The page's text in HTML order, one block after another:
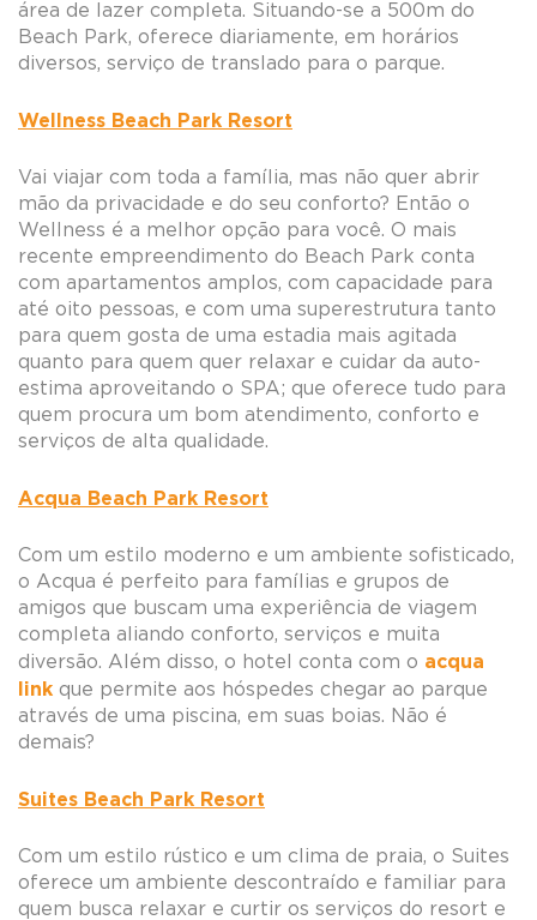
área de lazer completa. Situando-se a 500m do
Beach Park, oferece diariamente, em horários
diversos, serviço de translado para o parque.
Wellness Beach Park Resort
Vai viajar com toda a família, mas não quer abrir
mão da privacidade e do seu conforto? Então o
Wellness é a melhor opção para você. O mais
recente empreendimento do Beach Park conta
com apartamentos amplos, com capacidade para
até oito pessoas, e com uma superestrutura tanto
para quem gosta de uma estadia mais agitada
quanto para quem quer relaxar e cuidar da auto-
estima aproveitando o SPA; que oferece tudo para
quem procura um bom atendimento, conforto e
serviços de alta qualidade.
Acqua Beach Park Resort
Com um estilo moderno e um ambiente sofisticado,
o Acqua é perfeito para famílias e grupos de
amigos que buscam uma experiência de viagem
completa aliando conforto, serviços e muita
diversão. Além disso, o hotel conta com o acqua
link que permite aos hóspedes chegar ao parque
através de uma piscina, em suas boias. Não é
demais?
Suites Beach Park Resort
Com um estilo rústico e um clima de praia, o Suites
oferece um ambiente descontraído e familiar para
quem busca relaxar e curtir os serviços do resort e